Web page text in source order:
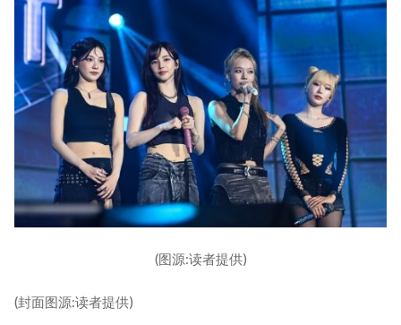
(图源:读者提供)
(封面图源:读者提供)